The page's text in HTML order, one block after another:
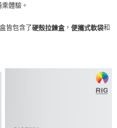
體驗。
皆包含了硬殼拉鍊盒， 便攜式軟袋和